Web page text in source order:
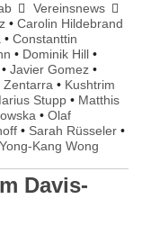
Vereinsnews
• Carolin Hildebrand
• Constanttin
• Dominik Hill •
• Javier Gomez •
Zentarra • Kushtrim
Stupp • Matthis
• Olaf
• Sarah Rüsseler •
Yong-Kang Wong
Davis-